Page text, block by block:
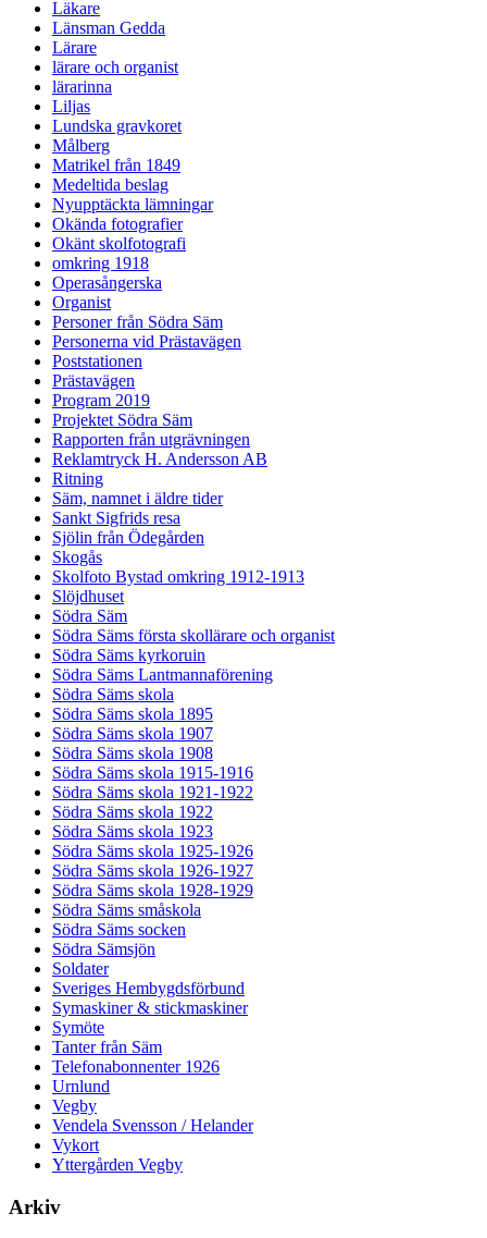
Läkare
Länsman Gedda
Lärare
lärare och organist
lärarinna
Liljas
Lundska gravkoret
Målberg
Matrikel från 1849
Medeltida beslag
Nyupptäckta lämningar
Okända fotografier
Okänt skolfotografi
omkring 1918
Operasångerska
Organist
Personer från Södra Säm
Personerna vid Prästavägen
Poststationen
Prästavägen
Program 2019
Projektet Södra Säm
Rapporten från utgrävningen
Reklamtryck H. Andersson AB
Ritning
Säm, namnet i äldre tider
Sankt Sigfrids resa
Sjölin från Ödegården
Skogås
Skolfoto Bystad omkring 1912-1913
Slöjdhuset
Södra Säm
Södra Säms första skollärare och organist
Södra Säms kyrkoruin
Södra Säms Lantmannaförening
Södra Säms skola
Södra Säms skola 1895
Södra Säms skola 1907
Södra Säms skola 1908
Södra Säms skola 1915-1916
Södra Säms skola 1921-1922
Södra Säms skola 1922
Södra Säms skola 1923
Södra Säms skola 1925-1926
Södra Säms skola 1926-1927
Södra Säms skola 1928-1929
Södra Säms småskola
Södra Säms socken
Södra Sämsjön
Soldater
Sveriges Hembygdsförbund
Symaskiner & stickmaskiner
Symöte
Tanter från Säm
Telefonabonnenter 1926
Urnlund
Vegby
Vendela Svensson / Helander
Vykort
Yttergården Vegby
Arkiv